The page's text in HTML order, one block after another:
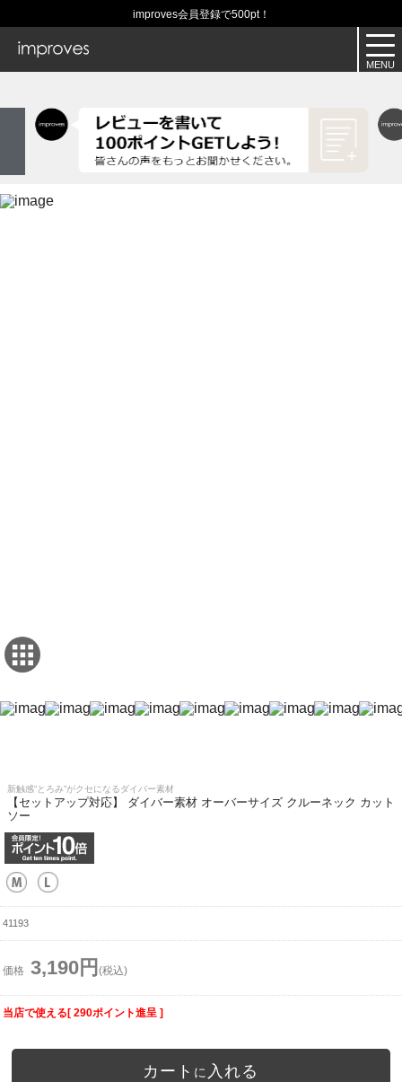
improves会員登録で500pt！
新触感“とろみ”がクセになるダイバー素材
【セットアップ対応】 ダイバー素材 オーバーサイズ クルーネック カット
ソー
41193
価格 3,190円 (税込)
当店で使える[ 290ポイント進呈 ]
カート に 入れる